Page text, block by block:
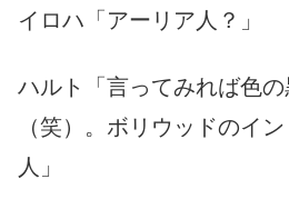
イロハ「アーリア人？」
ハルト「言ってみれば色
（笑）。ボリウッドのイ
人」